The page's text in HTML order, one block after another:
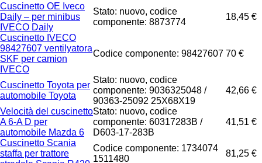
Cuscinetto OE Iveco
Daily – per minibus
IVECO Daily
Stato: nuovo, codice
componente: 8873774
18,45 €
Cuscinetto IVECO
98427607 ventilyatora
SKF per camion
IVECO
Codice componente: 98427607 70 €
Cuscinetto Toyota per
automobile Toyota
Stato: nuovo, codice
componente: 9036325048 /
90363-25092 25X68X19
42,66 €
Velocità del cuscinetto
A 6-A D per
automobile Mazda 6
Stato: nuovo, codice
componente: 60317283B /
D603-17-283B
41,51 €
Cuscinetto Scania
staffa per trattore
Codice componente: 1734074
1511480
81,25 €